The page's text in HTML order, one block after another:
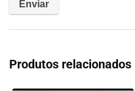
Produtos relacionados